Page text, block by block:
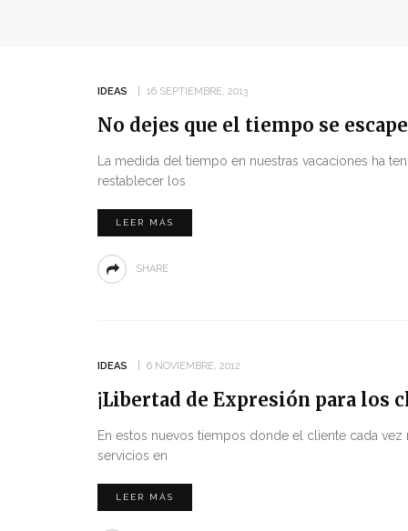
IDEAS 16 SEPTIEMBRE, 2013
No dejes que el tiempo se escape
La medida del tiempo en nuestras vacaciones ha
restablecer los
LEER MÁS
SHARE
IDEAS 6 NOVIEMBRE, 2012
¡Libertad de Expresión para los
En estos nuevos tiempos donde el cliente cada
servicios en
LEER MÁS